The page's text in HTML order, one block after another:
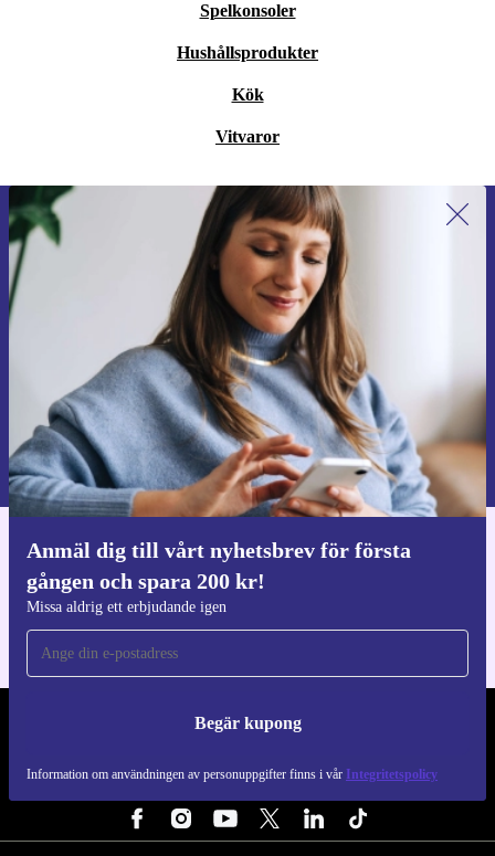
Spelkonsoler
Hushållsprodukter
Kök
Vitvaror
Anmäl dig till vårt nyhetsbrev för första
gången och spara 200 kr!
Missa aldrig ett erbjudande igen
Begär kupong
Information om användningen av personuppgifter finns i vår Integritetspolicy
Anmäl dig till vårt nyhetsbrev för
första gången och spara 200 kr!
Missa aldrig ett erbjudande igen.
Begär kupong
Information om användningen av personuppgifter finns i vår
Integritetspolicy
Ladda ner refurbed appen
För iOS och Android
REFURBED SVERIGE - RETHINK NEW.
FÖLJ OSS